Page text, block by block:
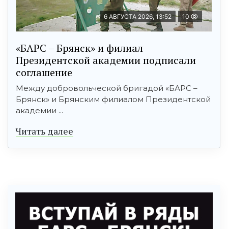
6 АВГУСТА 2026, 13:52 10
«БАРС – Брянск» и филиал
Президентской академии подписали
соглашение
Между добровольческой бригадой «БАРС –
Брянск» и Брянским филиалом Президентской
академии ...
Читать далее